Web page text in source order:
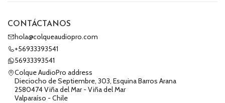
CONTÁCTANOS
hola@colqueaudiopro.com
+56933393541
56933393541
Colque AudioPro address
Dieciocho de Septiembre, 303, Esquina Barros Arana
2580474 Viña del Mar - Viña del Mar
Valparaíso - Chile